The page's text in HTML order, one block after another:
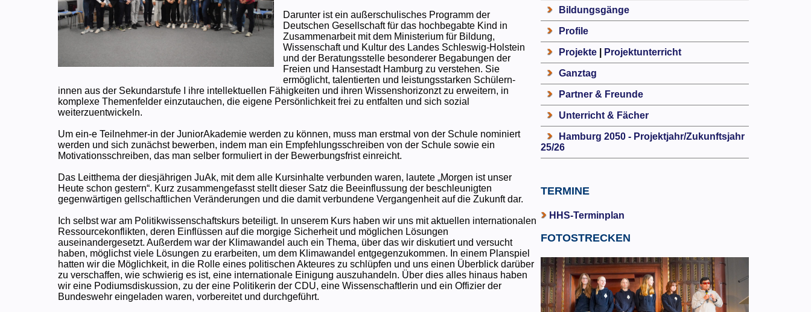
Darunter ist ein außerschulisches Programm der
Deutschen Gesellschaft für das hochbegabte Kind in
Zusammenarbeit mit dem Ministerium für Bildung,
Wissenschaft und Kultur des Landes Schleswig-Holstein
und der Beratungsstelle besonderer Begabungen der
Freien und Hansestadt Hamburg zu verstehen. Sie
ermöglicht, talentierten und leistungsstarken Schülern-
innen aus der Sekundarstufe I ihre intellektuellen Fähigkeiten und ihren Wissenshorizonzt zu erweitern, in
komplexe Themenfelder einzutauchen, die eigene Persönlichkeit frei zu entfalten und sich sozial
weiterzuentwickeln.
Um ein-e Teilnehmer-in der JuniorAkademie werden zu können, muss man erstmal von der Schule nominiert
werden und sich zunächst bewerben, indem man ein Empfehlungsschreiben von der Schule sowie ein
Motivationsschreiben, das man selber formuliert in der Bewerbungsfrist einreicht.
Das Leitthema der diesjährigen JuAk, mit dem alle Kursinhalte verbunden waren, lautete „Morgen ist unser
Heute schon gestern“. Kurz zusammengefasst stellt dieser Satz die Beeinflussung der beschleunigten
gegenwärtigen gellschaftlichen Veränderungen und die damit verbundene Vergangenheit auf die Zukunft dar.
Ich selbst war am Politikwissenschaftskurs beteiligt. In unserem Kurs haben wir uns mit aktuellen internationalen
Ressourcekonflikten, deren Einflüssen auf die morgige Sicherheit und möglichen Lösungen
auseinandergesetzt. Außerdem war der Klimawandel auch ein Thema, über das wir diskutiert und versucht
haben, möglichst viele Lösungen zu erarbeiten, um dem Klimawandel entgegenzukommen. In einem Planspiel
hatten wir die Möglichkeit, in die Rolle eines politischen Akteures zu schlüpfen und uns einen Überblick darüber
zu verschaffen, wie schwierig es ist, eine internationale Einigung auszuhandeln. Über dies alles hinaus haben
wir eine Podiumsdiskussion, zu der eine Politikerin der CDU, eine Wissenschaftlerin und ein Offizier der
Bundeswehr eingeladen waren, vorbereitet und durchgeführt.
Bildungsgänge
Profile
Projekte| Projektunterricht
Ganztag
Partner & Freunde
Unterricht & Fächer
Hamburg 2050 - Projektjahr/Zukunftsjahr
25/26
TERMINE
HHS-Terminplan
FOTOSTRECKEN